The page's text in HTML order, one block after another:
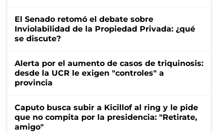
El Senado retomó el debate sobre
Inviolabilidad de la Propiedad Privada: ¿qué
se discute?
Alerta por el aumento de casos de triquinosis:
desde la UCR le exigen "controles" a
provincia
Caputo busca subir a Kicillof al ring y le pide
que no compita por la presidencia: "Retirate,
amigo"